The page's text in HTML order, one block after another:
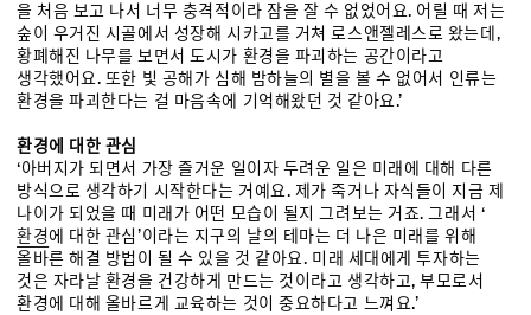
을 처음 보고 나서 너무 충격적이라 잠을 잘 수 없었어요. 어릴 때 저는
숲이 우거진 시골에서 성장해 시카고를 거쳐 로스앤젤레스로 왔는데,
황폐해진 나무를 보면서 도시가 환경을 파괴하는 공간이라고
생각했어요. 또한 빛 공해가 심해 밤하늘의 별을 볼 수 없어서 인류는
환경을 파괴한다는 걸 마음속에 기억해왔던 것 같아요.’
환경에 대한 관심
‘아버지가 되면서 가장 즐거운 일이자 두려운 일은 미래에 대해 다른
방식으로 생각하기 시작한다는 거예요. 제가 죽거나 자식들이 지금 제
나이가 되었을 때 미래가 어떤 모습이 될지 그려보는 거죠. 그래서 ‘
환경 에 대한 관심’이라는 지구의 날의 테마는 더 나은 미래를 위해
올바른 해결 방법이 될 수 있을 것 같아요. 미래 세대에게 투자하는
것은 자라날 환경을 건강하게 만드는 것이라고 생각하고, 부모로서
환경에 대해 올바르게 교육하는 것이 중요하다고 느껴요.’